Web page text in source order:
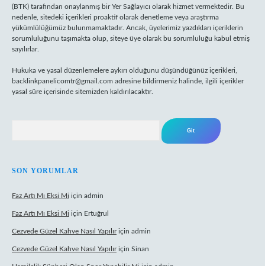
(BTK) tarafından onaylanmış bir Yer Sağlayıcı olarak hizmet vermektedir. Bu
nedenle, sitedeki içerikleri proaktif olarak denetleme veya araştırma
yükümlülüğümüz bulunmamaktadır. Ancak, üyelerimiz yazdıkları içeriklerin
sorumluluğunu taşımakta olup, siteye üye olarak bu sorumluluğu kabul etmiş
sayılırlar.
Hukuka ve yasal düzenlemelere aykırı olduğunu düşündüğünüz içerikleri,
backlinkpanelicomtr@gmail.com adresine bildirmeniz halinde, ilgili içerikler
yasal süre içerisinde sitemizden kaldırılacaktır.
SON YORUMLAR
Faz Artı Mı Eksi Mi için admin
Faz Artı Mı Eksi Mi için Ertuğrul
Cezvede Güzel Kahve Nasıl Yapılıriçin admin
Cezvede Güzel Kahve Nasıl Yapılıriçin Sinan